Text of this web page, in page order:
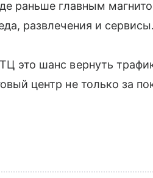
раньше главным
развлечения и сервисы.
это шанс вернуть
центр не только за